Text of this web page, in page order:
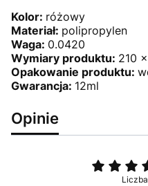
Kolor: różowy
Materiał: polipropylen
Waga: 0.0420
Wymiary produktu: 210
Opakowanie produktu:
Gwarancja: 12ml
Opinie